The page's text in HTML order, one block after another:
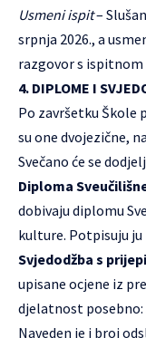
Usmeni ispit–
srpnja 2026., a
razgovor s
4. DIPLOME I
Po završetku Škole
su one dvojezične,
Svečano će se
Diploma
dobivaju diplomu
kulture. Potpisuju
Svjedodžba s
upisane ocjene iz
djelatnost posebno:
Naveden je i broj